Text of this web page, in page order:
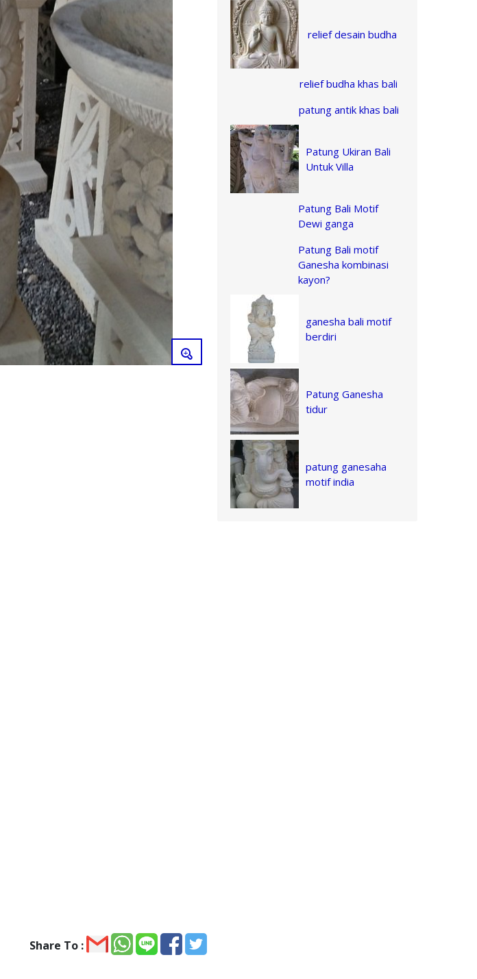
Share To :
relief desain budha
relief budha khas bali
patung antik khas bali
Patung Ukiran Bali
Untuk Villa
Patung Bali Motif
Dewi ganga
Patung Bali motif
Ganesha kombinasi
kayon?
ganesha bali motif
berdiri
Patung Ganesha
tidur
patung ganesaha
motif india